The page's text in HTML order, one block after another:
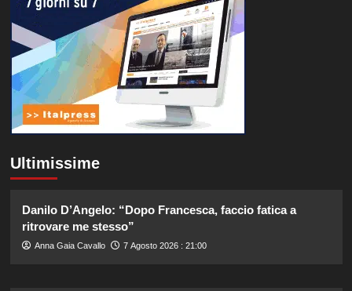
Ultimissime
Danilo D’Angelo: “Dopo Francesca, faccio fatica a
ritrovare me stesso”
Anna Gaia Cavallo 7 Agosto 2026 : 21:00